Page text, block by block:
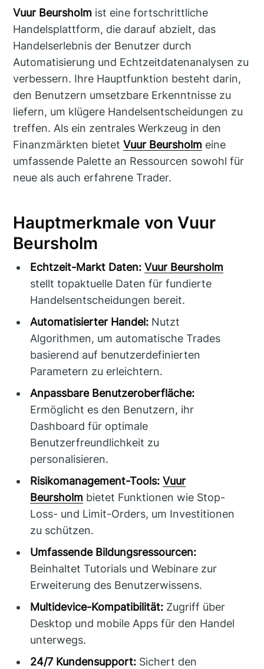
Vuur Beursholm ist eine fortschrittliche
Handelsplattform, die darauf abzielt, das
Handelserlebnis der Benutzer durch
Automatisierung und Echtzeitdatenanalysen zu
verbessern. Ihre Hauptfunktion besteht darin,
den Benutzern umsetzbare Erkenntnisse zu
liefern, um klügere Handelsentscheidungen zu
treffen. Als ein zentrales Werkzeug in den
Finanzmärkten bietetVuur Beursholm eine
umfassende Palette an Ressourcen sowohl für
neue als auch erfahrene Trader.
Hauptmerkmale von Vuur
Beursholm
Echtzeit-Markt Daten: Vuur Beursholm
stellt topaktuelle Daten für fundierte
Handelsentscheidungen bereit.
Automatisierter Handel: Nutzt
Algorithmen, um automatische Trades
basierend auf benutzerdefinierten
Parametern zu erleichtern.
Anpassbare Benutzeroberfläche:
Ermöglicht es den Benutzern, ihr
Dashboard für optimale
Benutzerfreundlichkeit zu
personalisieren.
Risikomanagement-Tools: Vuur
Beursholm bietet Funktionen wie Stop-
Loss- und Limit-Orders, um Investitionen
zu schützen.
Umfassende Bildungsressourcen:
Beinhaltet Tutorials und Webinare zur
Erweiterung des Benutzerwissens.
Multidevice-Kompatibilität: Zugriff über
Desktop und mobile Apps für den Handel
unterwegs.
24/7 Kundensupport: Sichert den